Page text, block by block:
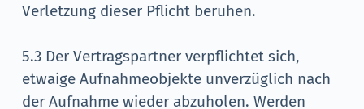
Verletzung dieser Pflicht beruhen.
5.3 Der Vertragspartner verpflichtet sich,
etwaige Aufnahmeobjekte unverzüglich nach
der Aufnahme wieder abzuholen. Werden